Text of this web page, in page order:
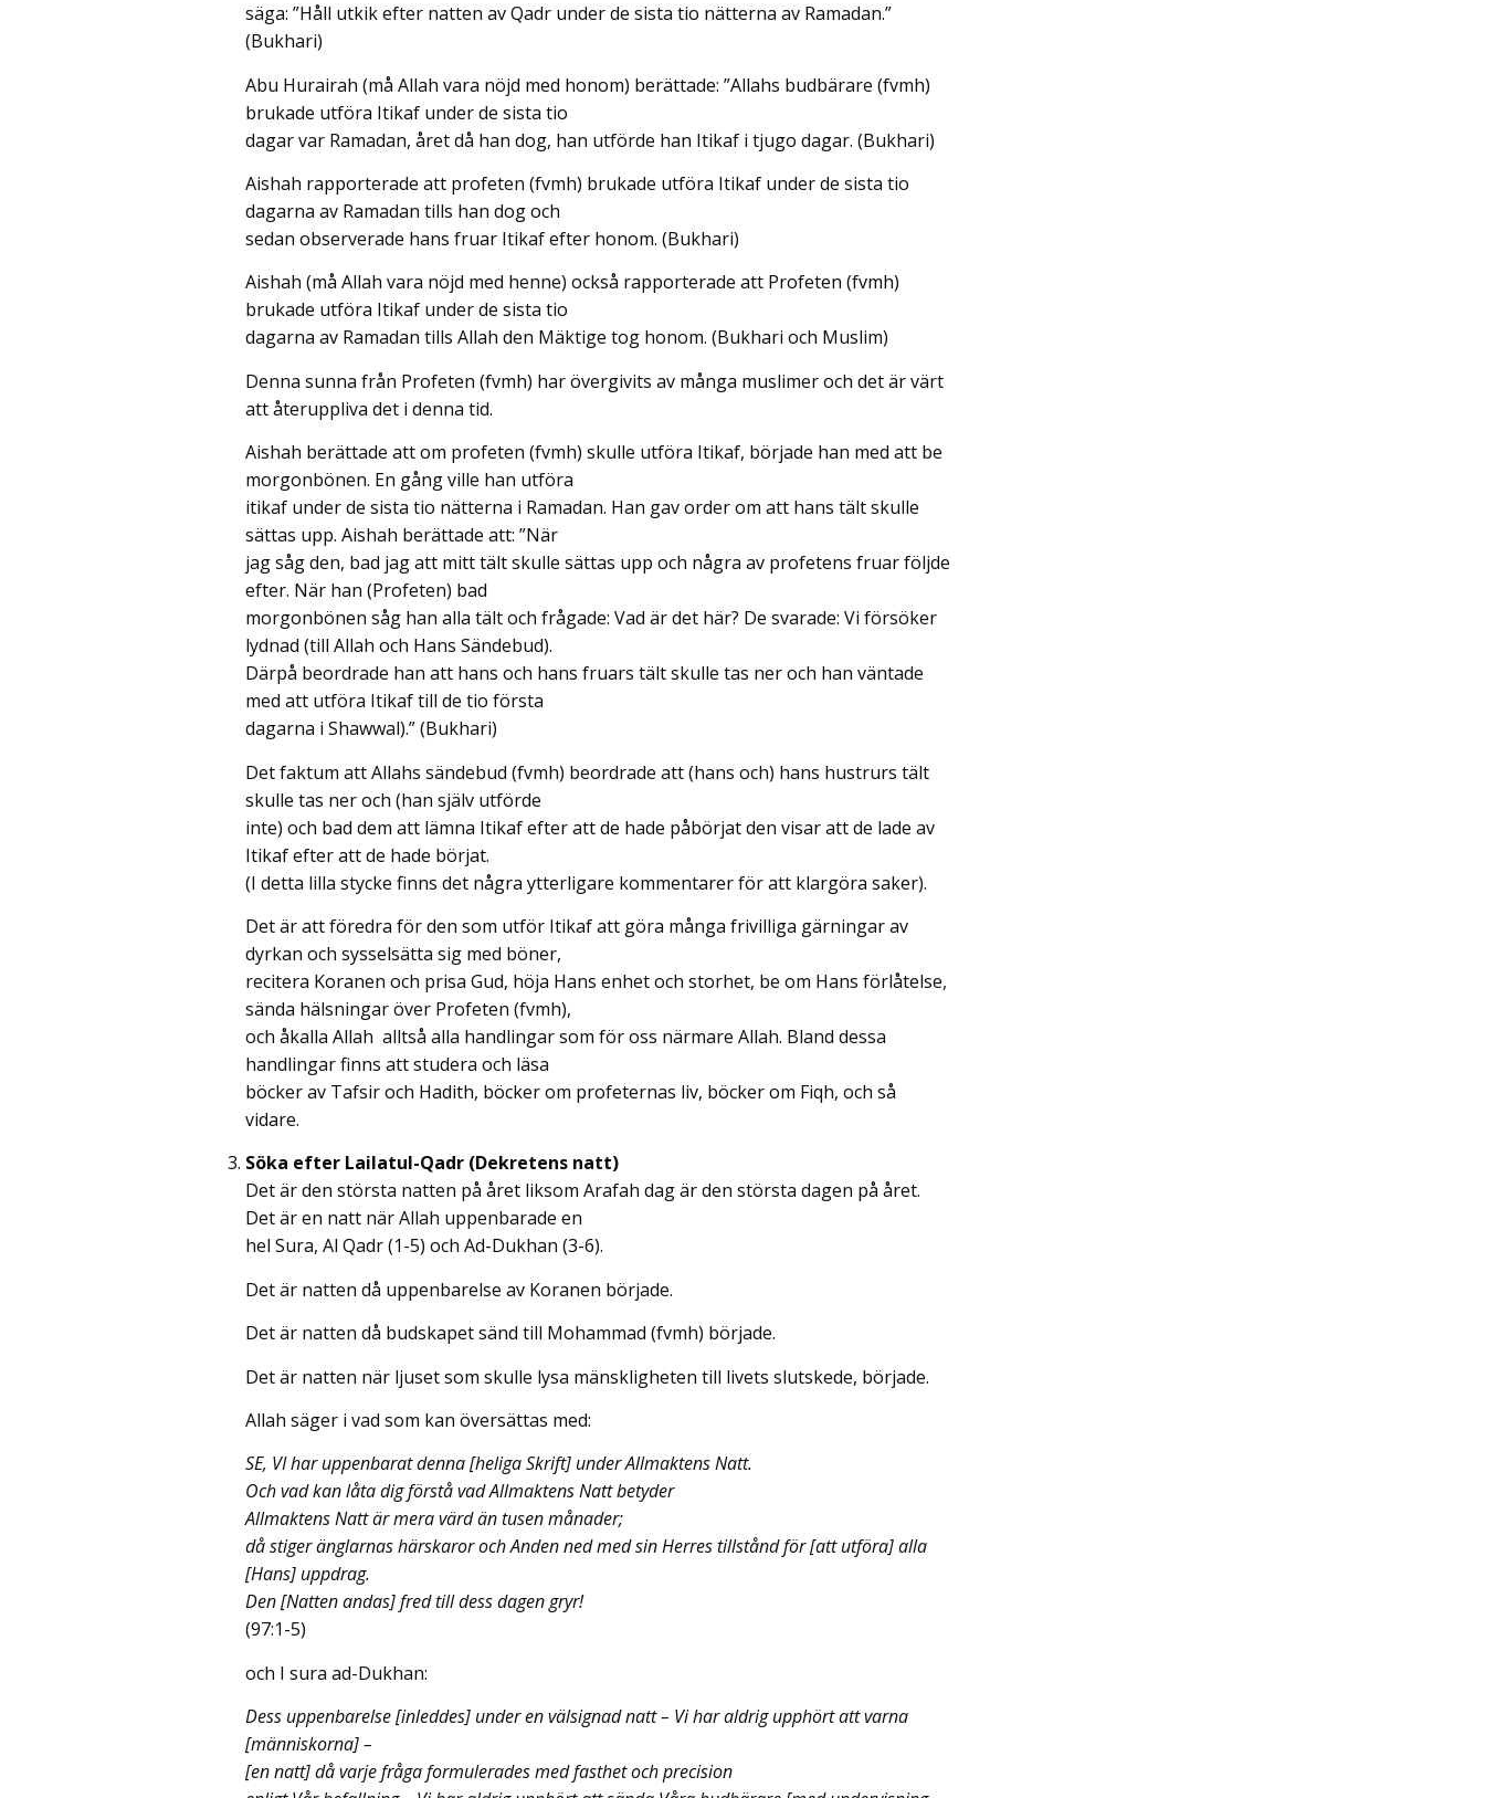
säga: ”Håll utkik efter natten av Qadr under de sista tio nätterna av Ramadan.”
(Bukhari)
Abu Hurairah (må Allah vara nöjd med honom) berättade: ”Allahs budbärare (fvmh)
brukade utföra Itikaf under de sista tio
dagar var Ramadan, året då han dog, han utförde han Itikaf i tjugo dagar. (Bukhari)
Aishah rapporterade att profeten (fvmh) brukade utföra Itikaf under de sista tio
dagarna av Ramadan tills han dog och
sedan observerade hans fruar Itikaf efter honom. (Bukhari)
Aishah (må Allah vara nöjd med henne) också rapporterade att Profeten (fvmh)
brukade utföra Itikaf under de sista tio
dagarna av Ramadan tills Allah den Mäktige tog honom. (Bukhari och Muslim)
Denna sunna från Profeten (fvmh) har övergivits av många muslimer och det är värt
att återuppliva det i denna tid.
Aishah berättade att om profeten (fvmh) skulle utföra Itikaf, började han med att be
morgonbönen. En gång ville han utföra
itikaf under de sista tio nätterna i Ramadan. Han gav order om att hans tält skulle
sättas upp. Aishah berättade att: ”När
jag såg den, bad jag att mitt tält skulle sättas upp och några av profetens fruar följde
efter. När han (Profeten) bad
morgonbönen såg han alla tält och frågade: Vad är det här? De svarade: Vi försöker
lydnad (till Allah och Hans Sändebud).
Därpå beordrade han att hans och hans fruars tält skulle tas ner och han väntade
med att utföra Itikaf till de tio första
dagarna i Shawwal).” (Bukhari)
Det faktum att Allahs sändebud (fvmh) beordrade att (hans och) hans hustrurs tält
skulle tas ner och (han själv utförde
inte) och bad dem att lämna Itikaf efter att de hade påbörjat den visar att de lade av
Itikaf efter att de hade börjat.
(I detta lilla stycke finns det några ytterligare kommentarer för att klargöra saker).
Det är att föredra för den som utför Itikaf att göra många frivilliga gärningar av
dyrkan och sysselsätta sig med böner,
recitera Koranen och prisa Gud, höja Hans enhet och storhet, be om Hans förlåtelse,
sända hälsningar över Profeten (fvmh),
och åkalla Allah  alltså alla handlingar som för oss närmare Allah. Bland dessa
handlingar finns att studera och läsa
böcker av Tafsir och Hadith, böcker om profeternas liv, böcker om Fiqh, och så
vidare.
Söka efter Lailatul-Qadr (Dekretens natt)
Det är den största natten på året liksom Arafah dag är den största dagen på året.
Det är en natt när Allah uppenbarade en
hel Sura, Al Qadr (1-5) och Ad-Dukhan (3-6).
Det är natten då uppenbarelse av Koranen började.
Det är natten då budskapet sänd till Mohammad (fvmh) började.
Det är natten när ljuset som skulle lysa mänskligheten till livets slutskede, började.
Allah säger i vad som kan översättas med:
SE, VI har uppenbarat denna [heliga Skrift] under Allmaktens Natt.
Och vad kan låta dig förstå vad Allmaktens Natt betyder
Allmaktens Natt är mera värd än tusen månader;
då stiger änglarnas härskaror och Anden ned med sin Herres tillstånd för [att utföra] alla
[Hans] uppdrag.
Den [Natten andas] fred till dess dagen gryr!
(97:1-5)
och I sura ad-Dukhan:
Dess uppenbarelse [inleddes] under en välsignad natt – Vi har aldrig upphört att varna
[människorna] –
[en natt] då varje fråga formulerades med fasthet och precision